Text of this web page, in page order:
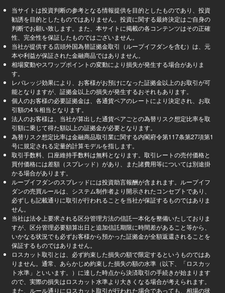
当サイトは投資判断の参考となる情報提供を目的としたものであり、投資
勧誘を目的としたものではありません。投資に関する最終決定はご自身の
判断でお願い致します。また、本サイトに掲載の各コンテンツはその正確
性、完全性を保証したものではございません。
当社が提供する店頭外国為替証拠金取引（ループイフダンを含む）は、元
本や利益が保証された金融商品ではありません。
相場変動やスワップポイントの変動により損失が発生する場合がありま
す。
レバレッジ効果により、お客様がお預けになった証拠金以上のお取引が可
能となりますが、証拠金以上の損失が発生するおそれもあります。
個人のお客様の必要証拠金は、各通貨ペアのレートにより決定され、お取
引額の4％相当となります。
法人のお客様は、当社が算出した通貨ペアごとの為替リスク想定比率を取
引額に乗じて得た額以上の証拠金が必要となります。
為替リスク想定比率は金融商品取引業に関する内閣府令第117条第27項第1
号に規定される定量的計算モデルを指します。
取引手数料、口座維持手数料は無料となります。取引レートの売付価格と
買付価格には差額（スプレッド）があり、また諸費用等については別途掛
かる場合があります。
ループイフダンのスプレッドには投資助言報酬が含まれます。ループイフ
ダンの売買ルールは、システム制作者より開示されたコンセプトであり、
必ずしも記載通りに取引が行われることを当社が保証するものではありま
せん。
当社は法令上要求される区分管理方法の信託一本化を整備いたしておりま
すが、区分管理必要額算出日と追加信託期限に時間差があること等から、
いかなる状況でも必ずお客様から預かった証拠金が全額返還されることを
保証するものではありません。
ロスカット取引とは、必ず約束した損失の額で限定するというものではあ
りません。通常、あらかじめ約束した損失の額の水準（以下、「ロスカッ
ト水準」といいます。）に達した時点から決済取引の手続きが始まります
ので、実際の損失はロスカット水準より大きくなる場合が考えられます。
また、ルール通りにロスカット取引が行われた場合であっても、相場の状